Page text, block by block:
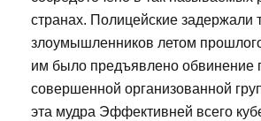
странах. Полицейские задержали
злоумышленников летом
им было предъявлено обвинение
совершенной организованной
эта мудра Эффективней всего